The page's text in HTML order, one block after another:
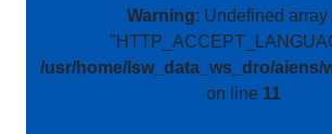
Warning: Undefined array
/usr/home/lsw_data_ws_dro/
on line 11